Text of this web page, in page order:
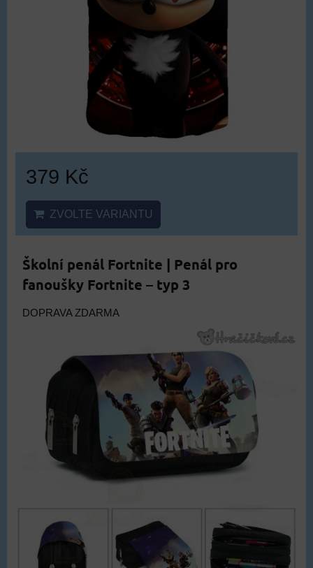
379 Kč
ZVOLTE VARIANTU
Školní penál Fortnite | Penál pro
fanoušky Fortnite – typ 3
DOPRAVA ZDARMA